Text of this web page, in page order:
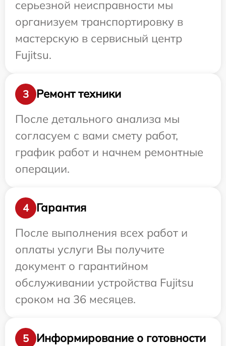
серьезной неисправности мы
организуем транспортировку в
мастерскую в сервисный центр
Fujitsu.
3
Ремонт техники
После детального анализа мы
согласуем с вами смету работ,
график работ и начнем ремонтные
операции.
4
Гарантия
После выполнения всех работ и
оплаты услуги Вы получите
документ о гарантийном
обслуживании устройства Fujitsu
сроком на 36 месяцев.
5
Информирование о готовности